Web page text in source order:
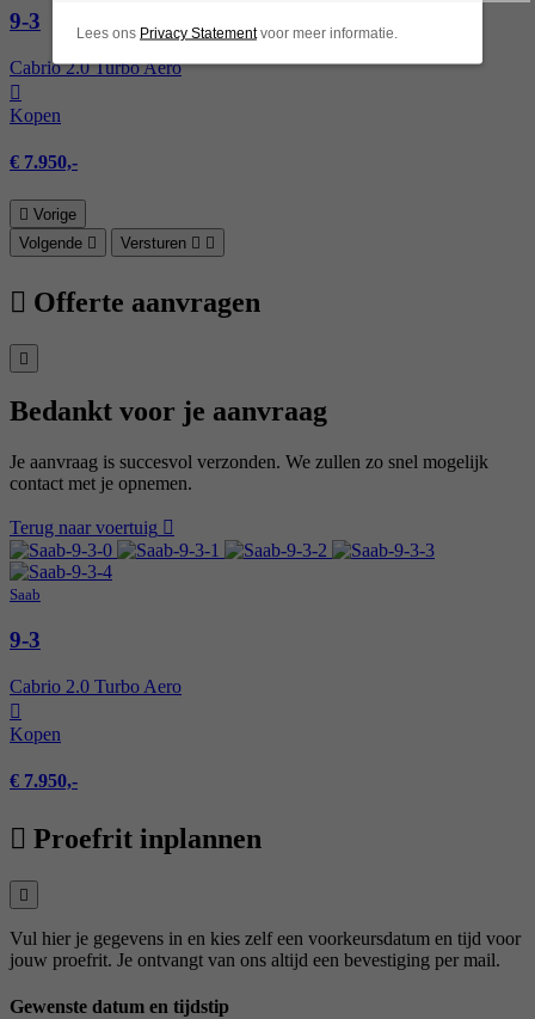
9-3
Cabrio 2.0 Turbo Aero
Kopen
€ 7.950,-
Vorige
Volgende
Versturen
Offerte aanvragen
Bedankt voor je aanvraag
Je aanvraag is succesvol verzonden. We zullen zo snel mogelijk
contact met je opnemen.
Terug naar voertuig
Saab
9-3
Cabrio 2.0 Turbo Aero
Kopen
€ 7.950,-
Proefrit inplannen
Vul hier je gegevens in en kies zelf een voorkeursdatum en tijd voor
jouw proefrit. Je ontvangt van ons altijd een bevestiging per mail.
Gewenste datum en tijdstip
Lees ons Privacy Statementvoor meer informatie.